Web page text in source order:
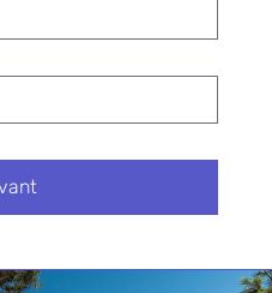
connu sous le nom
Ce document
Le notaire
légales sont
nécessaires. Une fois
au registre